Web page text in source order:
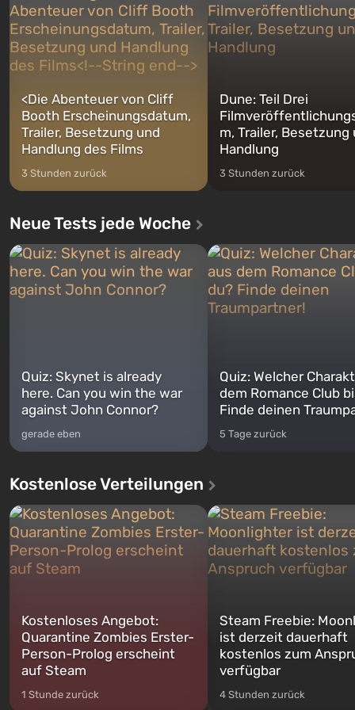
auf Amerika geöffnet wird. De...
Franklin, zwischen denen
jederzeit...
<Die Abenteuer von Cliff
Booth Erscheinungsdatum,
Trailer, Besetzung und
Handlung des Films
3 Stunden zurück
Dune: Teil Drei
m, Trailer, Besetzung
Handlung
3 Stunden zurück
Neue Tests jede Woche
Quiz: Skynet is already
here. Can you win the war
against John Connor?
gerade eben
Quiz: Welcher
dem Romance Club
Finde deinen
5 Tage zurück
Kostenlose Verteilungen
Kostenloses Angebot:
Quarantine Zombies Erster-
Person-Prolog erscheint
auf Steam
1 Stunde zurück
Steam Freebie:
ist derzeit dauerhaft
kostenlos zum
verfügbar
4 Stunden zurück